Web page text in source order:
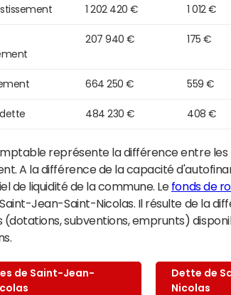
1 202 420 € 1 012 €
207 940 € 175 €
664 250 € 559 €
dette 484 230 € 408 €
représente la différence entre les
A la différence de la capacité
de liquidité de la commune. Le fonds de
Jean-Saint-Nicolas. Il résulte de la
subventions, emprunts)
de Saint-Jean-
Dette de
Nicolas